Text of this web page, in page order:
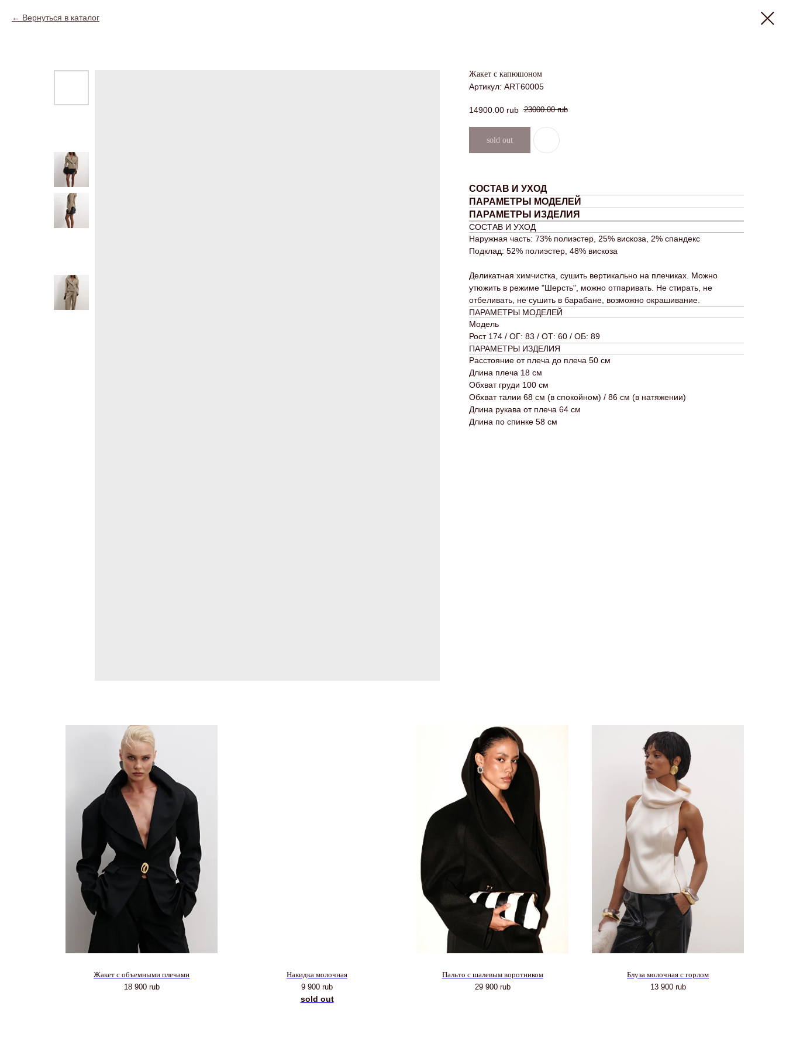
Вернуться в каталог
Жакет с капюшоном
Артикул: ART60005
14900.00 rub 23000.00 rub
СОСТАВ И УХОД
ПАРАМЕТРЫ МОДЕЛЕЙ
ПАРАМЕТРЫ ИЗДЕЛИЯ
СОСТАВ И УХОД
Наружная часть: 73% полиэстер, 25% вискоза, 2% спандекс
Подклад: 52% полиэстер, 48% вискоза
Деликатная химчистка, сушить вертикально на плечиках. Можно
утюжить в режиме "Шерсть", можно отпаривать. Не стирать, не
отбеливать, не сушить в барабане, возможно окрашивание.
ПАРАМЕТРЫ МОДЕЛЕЙ
Модель
Рост 174 / ОГ: 83 / ОТ: 60 / ОБ: 89
ПАРАМЕТРЫ ИЗДЕЛИЯ
Расстояние от плеча до плеча 50 см
Длина плеча 18 см
Обхват груди 100 см
Обхват талии 68 см (в спокойном) / 86 см (в натяжении)
Длина рукава от плеча 64 см
Длина по спинке 58 см
Жакет с объемными плечами
18 900 rub
Накидка молочная
9 900 rub
Пальто с шалевым воротником
29 900 rub
Блуза молочная с горлом
13 900 rub